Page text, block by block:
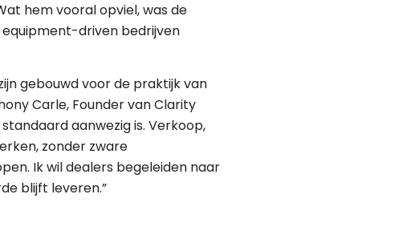
hem vooral opviel, was de
driven bedrijven
gebouwd voor de praktijk van
Carle, Founder van Clarity
aanwezig is. Verkoop,
zonder zware
Ik wil dealers begeleiden naar
blijft leveren.”